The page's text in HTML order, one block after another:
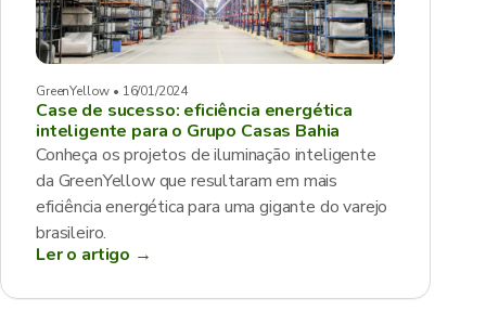
GreenYellow • 16/01/2024
Case de sucesso: eficiência energética
inteligente para o Grupo Casas Bahia
Conheça os projetos de iluminação inteligente
da GreenYellow que resultaram em mais
eficiência energética para uma gigante do varejo
brasileiro.
Ler o artigo →